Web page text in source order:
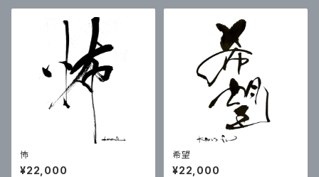
怖
¥22,000
希望
¥22,000